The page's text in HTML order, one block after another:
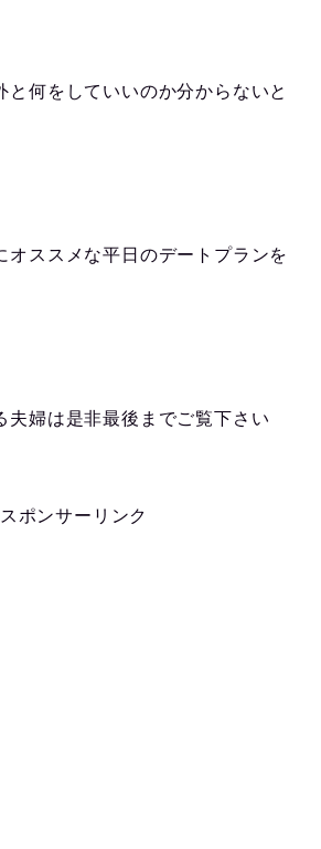
と何をしていいのか分からないと
オススメな平日のデートプランを
夫婦は是非最後までご覧下さい
スポンサーリンク